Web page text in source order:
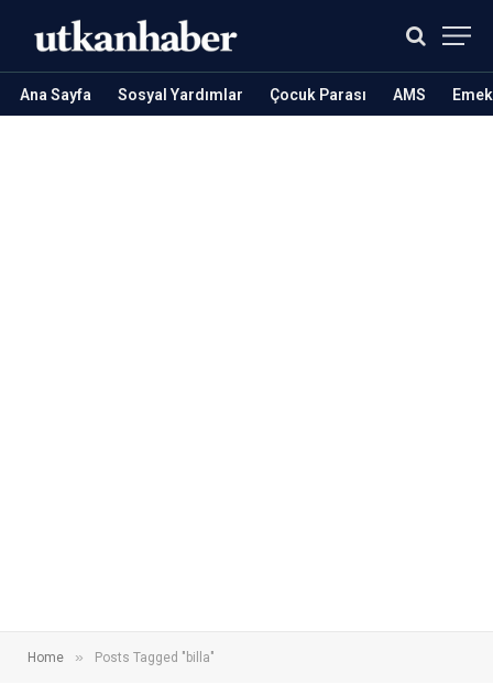
Ana Sayfa Sosyal Yardımlar Çocuk Parası AMS
Home » Posts Tagged "billa"